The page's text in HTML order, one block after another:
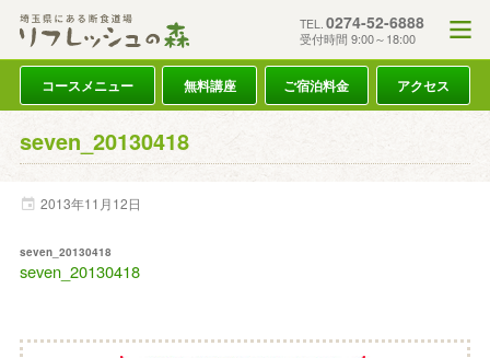
TEL. 0274-52-6888
受付時間 9:00～18:00
コースメニュー 無料講座 ご宿泊料金 アクセス
seven_20130418
2013年11月12日
seven_20130418
seven_20130418